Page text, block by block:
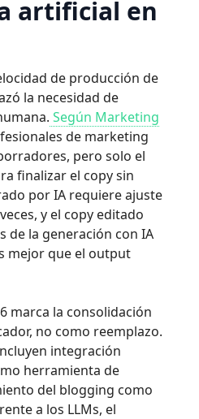
artificial en
de producción de
la necesidad de
Según Marketing
de marketing
pero solo el
finalizar el copy sin
por IA requiere ajuste
y el copy editado
de la generación con IA
mejor que el output
marca la consolidación
no como reemplazo.
integración
herramienta de
del blogging como
a los LLMs, el